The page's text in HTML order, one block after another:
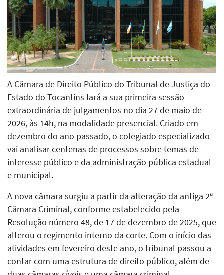
A Câmara de Direito Público do Tribunal de Justiça do
Estado do Tocantins fará a sua primeira sessão
extraordinária de julgamentos no dia 27 de maio de
2026, às 14h, na modalidade presencial. Criado em
dezembro do ano passado, o colegiado especializado
vai analisar centenas de processos sobre temas de
interesse público e da administração pública estadual
e municipal.
A nova câmara surgiu a partir da alteração da antiga 2ª
Câmara Criminal, conforme estabelecido pela
Resolução número 48, de 17 de dezembro de 2025, que
alterou o regimento interno da corte. Com o início das
atividades em fevereiro deste ano, o tribunal passou a
contar com uma estrutura de direito público, além de